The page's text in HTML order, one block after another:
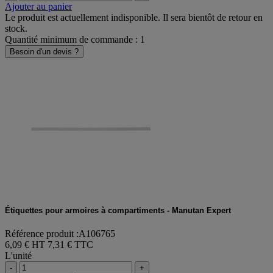
Ajouter au panier
Le produit est actuellement indisponible. Il sera bientôt de retour en
stock.
Quantité minimum de commande : 1
Besoin d'un devis ?
Étiquettes pour armoires à compartiments - Manutan Expert
Référence produit :A106765
6,09 € HT 7,31 € TTC
L'unité
-
+